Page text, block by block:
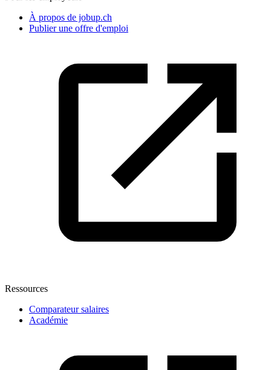
À propos de jobup.ch
Publier une offre d'emploi
Ressources
Comparateur salaires
Académie